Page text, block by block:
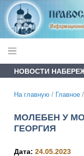
НОВОСТИ
На главную / Главное /
МОЛЕБЕН У
ГЕОРГИЯ
Дата: 24.05.2023